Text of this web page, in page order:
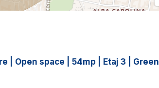
| Open space | 54mp | Etaj 3 | Green